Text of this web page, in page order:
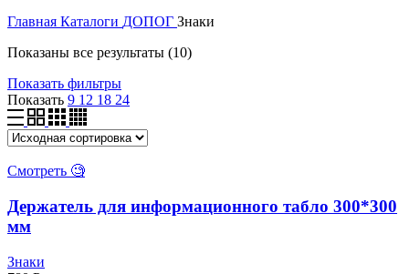
Главная Каталоги ДОПОГ Знаки
Показаны все результаты (10)
Показать фильтры
Показать 9 12 18 24
Смотреть 🧐
Держатель для информационного табло 300*300
мм
Знаки